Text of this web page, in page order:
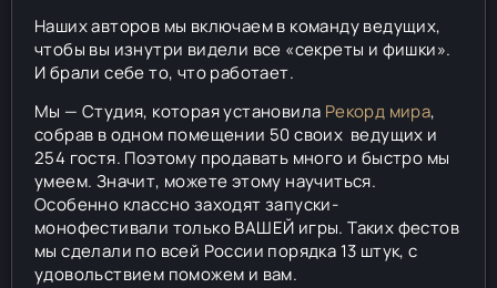
Наших авторов мы включаем в команду ведущих,
чтобы вы изнутри видели все «секреты и фишки».
И брали себе то, что работает.
Мы — Студия, которая установила Рекорд мира,
собрав в одном помещении 50 своих ведущих и
254 гостя. Поэтому продавать много и быстро мы
умеем. Значит, можете этому научиться.
Особенно классно заходят запуски-
монофестивали только ВАШЕЙ игры. Таких фестов
мы сделали по всей России порядка 13 штук, с
удовольствием поможем и вам.